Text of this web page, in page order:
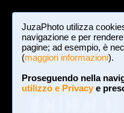
JuzaPhoto utilizza
navigazione e per
pagine; ad esempio, è
(maggiori informazioni).
Proseguendo nella
utilizzo e Privacye